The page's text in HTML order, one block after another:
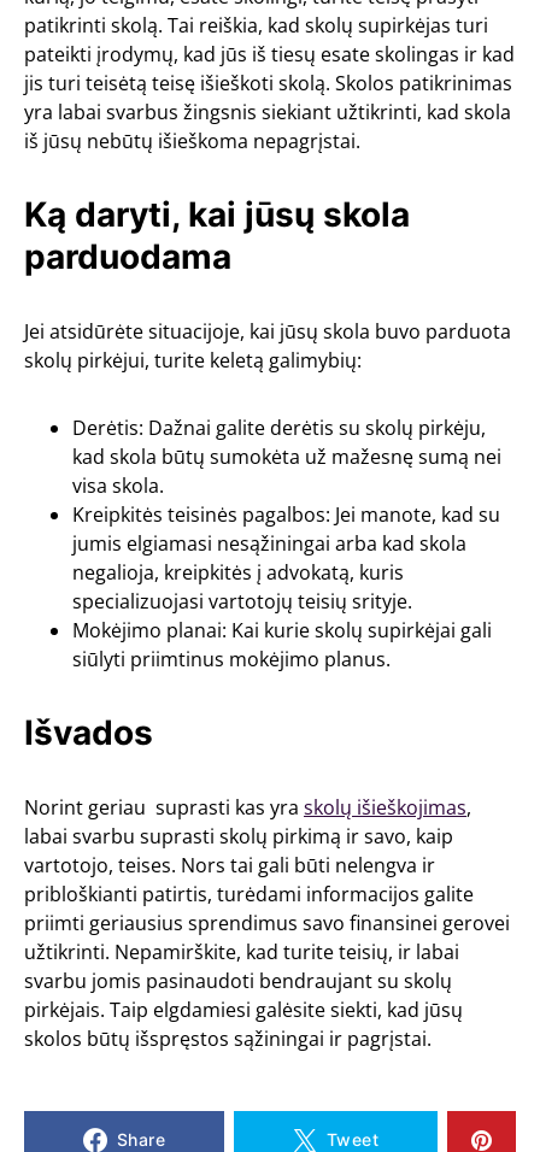
patikrinti skolą. Tai reiškia, kad skolų supirkėjas turi
pateikti įrodymų, kad jūs iš tiesų esate skolingas ir kad
jis turi teisėtą teisę išieškoti skolą. Skolos patikrinimas
yra labai svarbus žingsnis siekiant užtikrinti, kad skola
iš jūsų nebūtų išieškoma nepagrįstai.
Ką daryti, kai jūsų skola
parduodama
Jei atsidūrėte situacijoje, kai jūsų skola buvo parduota
skolų pirkėjui, turite keletą galimybių:
Derėtis: Dažnai galite derėtis su skolų pirkėju,
kad skola būtų sumokėta už mažesnę sumą nei
visa skola.
Kreipkitės teisinės pagalbos: Jei manote, kad su
jumis elgiamasi nesąžiningai arba kad skola
negalioja, kreipkitės į advokatą, kuris
specializuojasi vartotojų teisių srityje.
Mokėjimo planai: Kai kurie skolų supirkėjai gali
siūlyti priimtinus mokėjimo planus.
Išvados
Norint geriau suprasti kas yra skolų išieškojimas,
labai svarbu suprasti skolų pirkimą ir savo, kaip
vartotojo, teises. Nors tai gali būti nelengva ir
pribloškianti patirtis, turėdami informacijos galite
priimti geriausius sprendimus savo finansinei gerovei
užtikrinti. Nepamirškite, kad turite teisių, ir labai
svarbu jomis pasinaudoti bendraujant su skolų
pirkėjais. Taip elgdamiesi galėsite siekti, kad jūsų
skolos būtų išspręstos sąžiningai ir pagrįstai.
Share Tweet